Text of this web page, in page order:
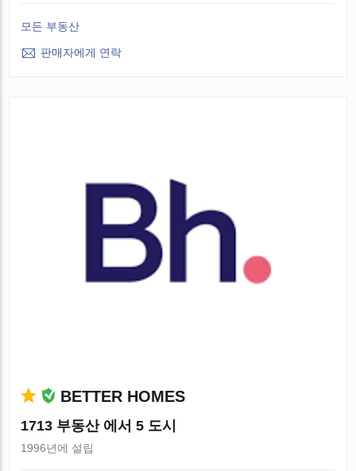
모든 부동산
판매자에게 연락
BETTER HOMES
1713 부동산 에서 5 도시
1996년에 설립